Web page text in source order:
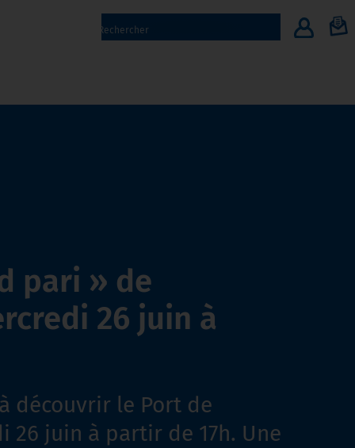
pari » de
26 juin à
découvrir le Port de
26 juin à partir de 17h. Une